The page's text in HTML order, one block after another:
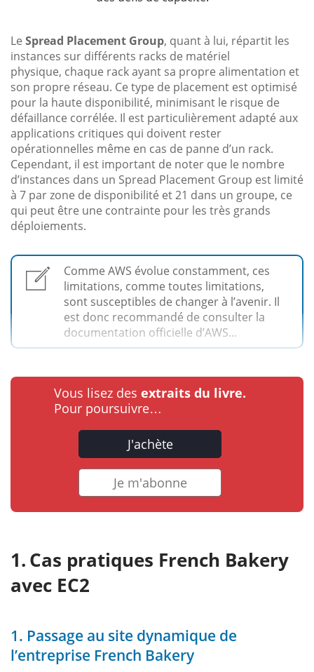
Le Spread Placement Group, quant à lui, répartit les
instances sur différents racks de matériel
physique, chaque rack ayant sa propre alimentation et
son propre réseau. Ce type de placement est optimisé
pour la haute disponibilité, minimisant le risque de
défaillance corrélée. Il est particulièrement adapté aux
applications critiques qui doivent rester
opérationnelles même en cas de panne d’un rack.
Cependant, il est important de noter que le nombre
d’instances dans un Spread Placement Group est limité
à 7 par zone de disponibilité et 21 dans un groupe, ce
qui peut être une contrainte pour les très grands
déploiements.
Comme AWS évolue constamment, ces
limitations, comme toutes limitations,
sont susceptibles de changer à l’avenir. Il
est donc recommandé de consulter la
documentation officielle d’AWS...
Vous lisez des extraits du livre.
Pour poursuivre…
J'achète
Je m'abonne
Cas pratiques French Bakery
avec EC2
1. Passage au site dynamique de
l’entreprise French Bakery